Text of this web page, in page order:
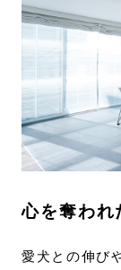
心を奪われ
愛犬との伸び